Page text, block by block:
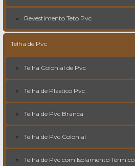
Revestimento Teto Pvc
Telha de Pvc
Telha Colonial de Pvc
Telha de Plastico Pvc
Telha de Pvc Branca
Telha de Pvc Colonial
Telha de Pvc com Isolamento Térmico